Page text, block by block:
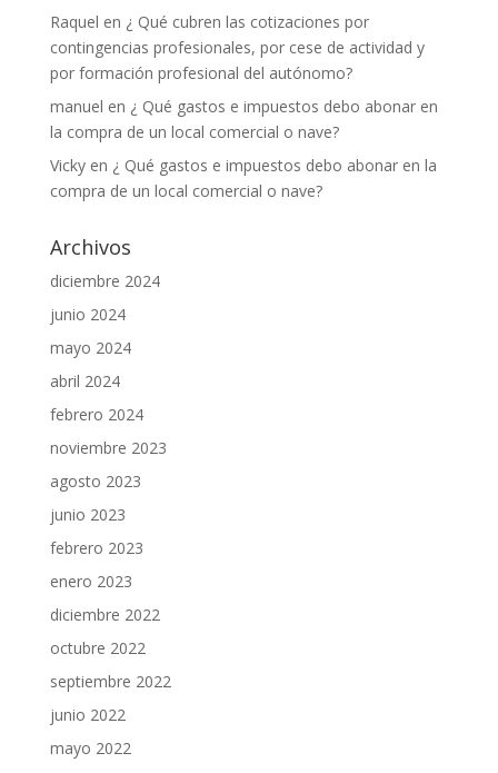
Raquel en ¿ Qué cubren las cotizaciones por
contingencias profesionales, por cese de actividad y
por formación profesional del autónomo?
manuel en ¿ Qué gastos e impuestos debo abonar en
la compra de un local comercial o nave?
Vickyen ¿ Qué gastos e impuestos debo abonar en la
compra de un local comercial o nave?
Archivos
diciembre 2024
junio 2024
mayo 2024
abril 2024
febrero 2024
noviembre 2023
agosto 2023
junio 2023
febrero 2023
enero 2023
diciembre 2022
octubre 2022
septiembre 2022
junio 2022
mayo 2022